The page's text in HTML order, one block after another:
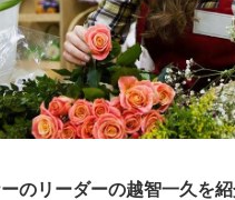
のリーダーの越智一久を